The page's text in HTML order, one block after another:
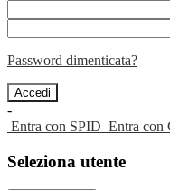
Password dimenticata?
-
Entra con SPID Entra con
Seleziona utente